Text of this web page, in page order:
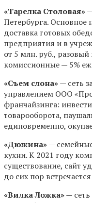
«Тарелка Столовая»
Петербурга. Основное
доставка готовых
предприятия и в
от 5 млн. руб.,
комиссионные — 5%
«Съем слона»— сеть
управлением ООО
франчайзинга:
товарооборота,
единовременно,
«Дюжина»—
кухни. К 2021 году
существование, сайт
до сих пор
«Вилка Ложка»—